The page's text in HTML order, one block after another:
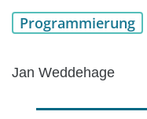
Programmierung
Jan Weddehage